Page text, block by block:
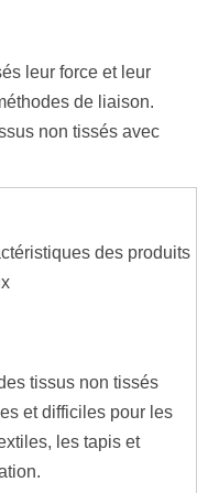
leur force et leur
de liaison.
non tissés avec
des produits
tissus non tissés
et difficiles pour les
les tapis et